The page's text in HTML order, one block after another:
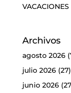
Archivos
agosto 2026
julio 2026(27)
junio 2026